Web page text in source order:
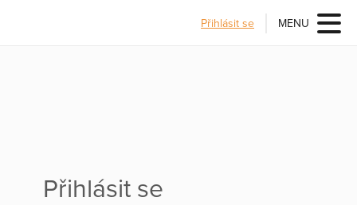
Přihlásit se MENU
Přihlásit se